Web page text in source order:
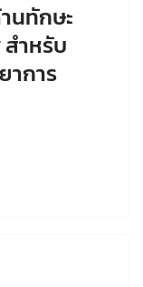
นทักษะ
ำหรับ
การ